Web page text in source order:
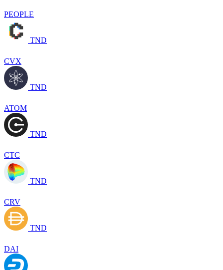
PEOPLE
TND
CVX
TND
ATOM
TND
CTC
TND
CRV
TND
DAI